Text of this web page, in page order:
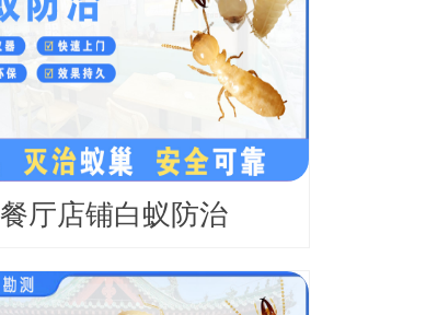
餐厅店铺白蚁防治